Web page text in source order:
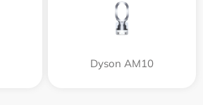
Dyson AM10